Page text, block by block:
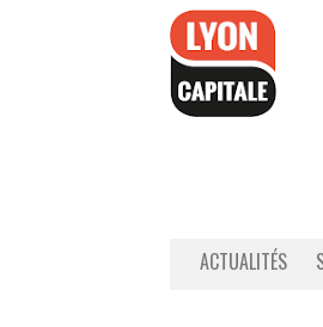
ACTUALITÉS